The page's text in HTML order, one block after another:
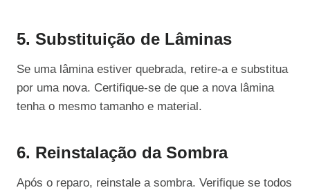
5. Substituição de Lâminas
Se uma lâmina estiver quebrada, retire-a e substitua
por uma nova. Certifique-se de que a nova lâmina
tenha o mesmo tamanho e material.
6. Reinstalação da Sombra
Após o reparo, reinstale a sombra. Verifique se todos